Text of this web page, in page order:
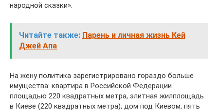
народной сказки».
Читайте также: Парень и личная жизнь Кей
Джей Апа
На жену политика зарегистрировано гораздо больше
имущества: квартира в Российской Федерации
площадью 220 квадратных метра, элитная жилплощадь
в Киеве (220 квадратных метра), дом под Киевом, пять